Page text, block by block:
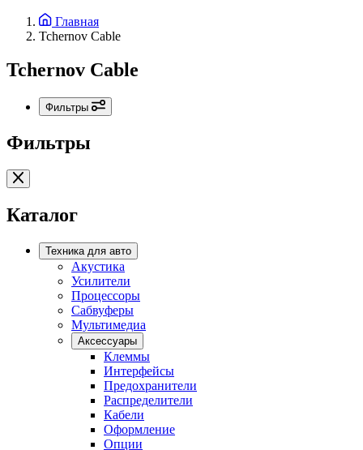
Главная
Tchernov Cable
Tchernov Cable
Фильтры
Фильтры
Каталог
Техника для авто
Акустика
Усилители
Процессоры
Сабвуферы
Мультимедиа
Аксессуары
Клеммы
Интерфейсы
Предохранители
Распределители
Кабели
Оформление
Опции